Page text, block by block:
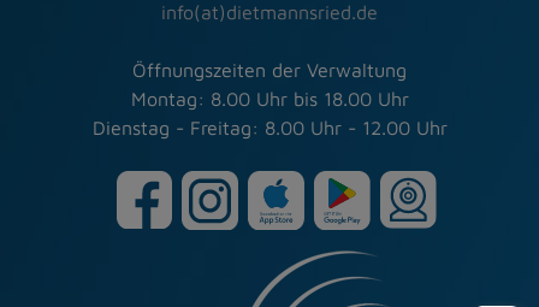
info(at)dietmannsried.de
Öffnungszeiten der Verwaltung
Montag: 8.00 Uhr bis 18.00 Uhr
Dienstag - Freitag: 8.00 Uhr - 12.00 Uhr